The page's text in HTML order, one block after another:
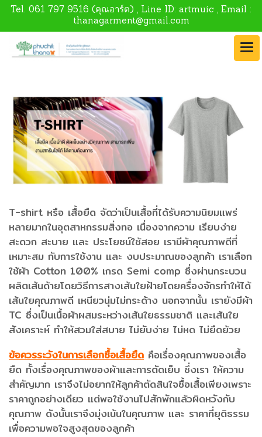
Tel. 061 797 9516 (คุณอาร์ต) , Line ID: artmuic , Email :
thanagarment@gmail.com
T-shirt หรือ เสื้อยืด จัดว่าเป็นเสื้อที่ได้รับความนิยมแพร่
หลายมากในอุตสาหกรรมสิ่งทอ เนื่องจากความ เรียบง่าย
สะดวก สะบาย และ ประโยชน์ใช้สอย เรามีผ้าคุณภาพดีที่
เหมาะสม กับการใช้งาน และ งบประมาณของลูกค้า เราเลือก
ใช้ผ้า Cotton 100% เกรด Semi comp ซึ่งผ่านกระบวน
ผลิตเส้นด้ายโดยวิธีการสางเส้นใยฝ้ายโดยครื่องจักรทำให้ได้
เส้นใยคุณภาพดี เหนียวนุ่มไม่กระด้าง นอกจากนั้น เรายังมีผ้า
TC ซึ่งเป็นเนื้อผ้าผสมระหว่างเส้นใยธรรมชาติ และเส้นใย
สังเคราะห์ ทำให้สวมใส่สบาย ไม่ยับง่าย ไม่หด ไม่ยืดย้วย
ข้อควรระวังในการเลือกซื้อเสื้อยืด คือเรื่องคุณภาพของเสื้อ
ยืด ทั้งเรื่องคุณภาพของผ้าและการตัดเย็บ ซึ่งเรา ให้ความ
สำคัญมาก เราจึงไม่อยากให้ลูกค้าตัดสินใจซื้อเสื้อเพียงเพราะ
ราคาถูกอย่างเดียว แต่พอใช้งานไปสักพักแล้วผิดหวังกับ
คุณภาพ ดังนั้นเราจึงมุ่งเน้นในคุณภาพ และ ราคาที่ยุติธรรม
เพื่อความพอใจสูงสุดของลูกค้า